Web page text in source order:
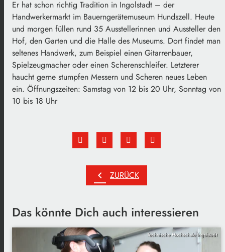
Er hat schon richtig Tradition in Ingolstadt – der
Handwerkermarkt im Bauerngerätemuseum Hundszell. Heute
und morgen füllen rund 35 Ausstellerinnen und Aussteller den
Hof, den Garten und die Halle des Museums. Dort findet man
seltenes Handwerk, zum Beispiel einen Gitarrenbauer,
Spielzeugmacher oder einen Scherenschleifer. Letzterer
haucht gerne stumpfen Messern und Scheren neues Leben
ein. Öffnungszeiten: Samstag von 12 bis 20 Uhr, Sonntag von
10 bis 18 Uhr
chevron_left ZURÜCK
Das könnte Dich auch interessieren
Technische Hochschule Ingolstadt